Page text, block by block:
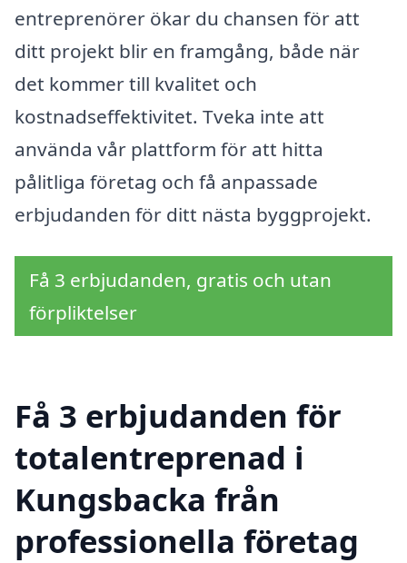
entreprenörer ökar du chansen för att
ditt projekt blir en framgång, både när
det kommer till kvalitet och
kostnadseffektivitet. Tveka inte att
använda vår plattform för att hitta
pålitliga företag och få anpassade
erbjudanden för ditt nästa byggprojekt.
Få 3 erbjudanden, gratis och utan
förpliktelser
Få 3 erbjudanden för
totalentreprenad i
Kungsbacka från
professionella företag